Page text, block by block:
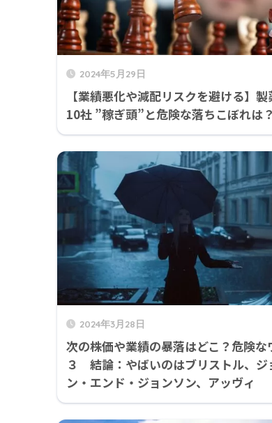
2024年5月29日
【業績悪化や減配リスクを避ける】
10社 ”稼ぎ頭”と危険な落ちこぼれは？
2024年3月28日
次の株価や業績の暴落はどこ？危険な
３ 結論：やばいのはブリストル、ジ
ン・エンド・ジョンソン、アッヴィ